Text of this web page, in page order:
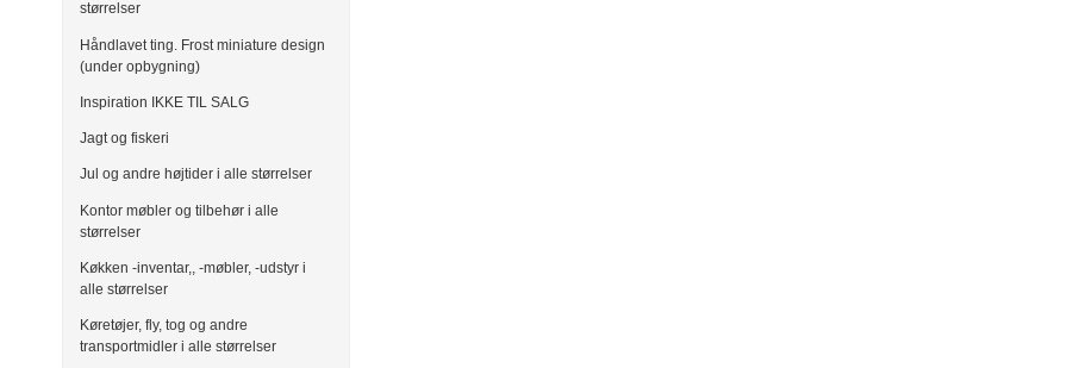
størrelser
Håndlavet ting. Frost miniature design
(under opbygning)
Inspiration IKKE TIL SALG
Jagt og fiskeri
Jul og andre højtider i alle størrelser
Kontor møbler og tilbehør i alle
størrelser
Køkken -inventar,, -møbler, -udstyr i
alle størrelser
Køretøjer, fly, tog og andre
transportmidler i alle størrelser